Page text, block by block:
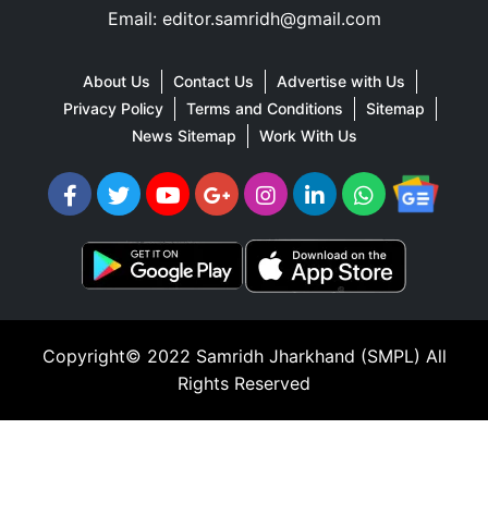
Email: editor.samridh@gmail.com
About Us Contact Us
Advertise with Us
Privacy Policy
Terms and Conditions
Sitemap
News Sitemap
Work With Us
Copyright© 2022 Samridh Jharkhand (SMPL) All
Rights Reserved